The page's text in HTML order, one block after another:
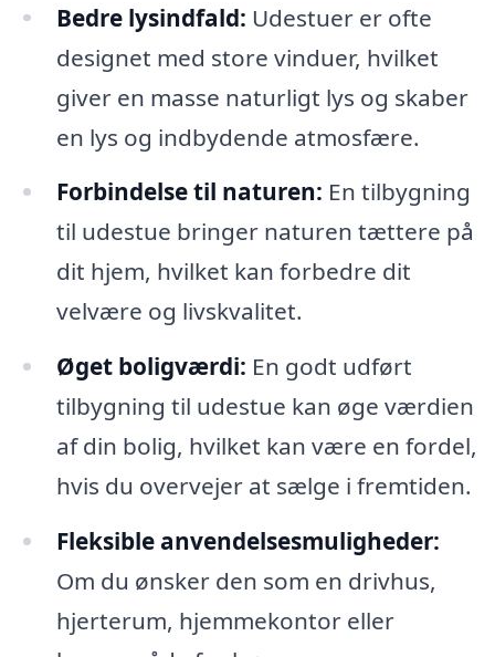
Bedre lysindfald: Udestuer er ofte
designet med store vinduer, hvilket
giver en masse naturligt lys og skaber
en lys og indbydende atmosfære.
Forbindelse til naturen: En tilbygning
til udestue bringer naturen tættere på
dit hjem, hvilket kan forbedre dit
velvære og livskvalitet.
Øget boligværdi: En godt udført
tilbygning til udestue kan øge værdien
af din bolig, hvilket kan være en fordel,
hvis du overvejer at sælge i fremtiden.
Fleksible anvendelsesmuligheder:
Om du ønsker den som en drivhus,
hjerterum, hjemmekontor eller